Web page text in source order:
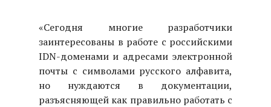
«Сегодня многие разработчики
заинтересованы в работе с российскими
IDN-доменами и адресами электронной
почты с символами русского алфавита,
но нуждаются в документации,
разъясняющей как правильно работать с